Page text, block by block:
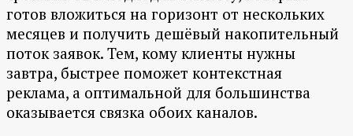
готов вложиться на горизонт от нескольких
месяцев и получить дешёвый накопительный
поток заявок. Тем, кому клиенты нужны
завтра, быстрее поможет контекстная
реклама, а оптимальной для большинства
оказывается связка обоих каналов.